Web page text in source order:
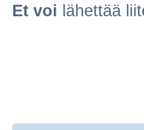
Et voi lähettää